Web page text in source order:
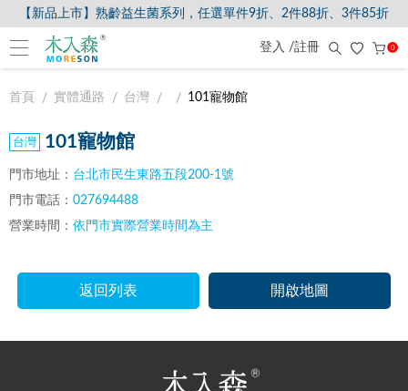
【新品上市】熟齡益生菌系列，任選單件9折、2件88折、3件85折
登入 /註冊 0
首頁 實體通路 台灣 101寵物館
101寵物館
門市地址： 台北市民生東路五段200-1號
門市電話： 027694488
營業時間： 依門市實際營業時間為主
返回列表 開啟地圖